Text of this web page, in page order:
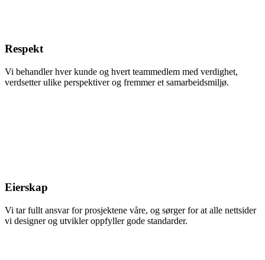
Respekt
​​Vi behandler hver kunde og hvert teammedlem med verdighet,
verdsetter ulike perspektiver og fremmer et samarbeidsmiljø.
Eierskap
Vi tar fullt ansvar for prosjektene våre, og sørger for at alle nettsider
vi designer og utvikler oppfyller gode standarder.